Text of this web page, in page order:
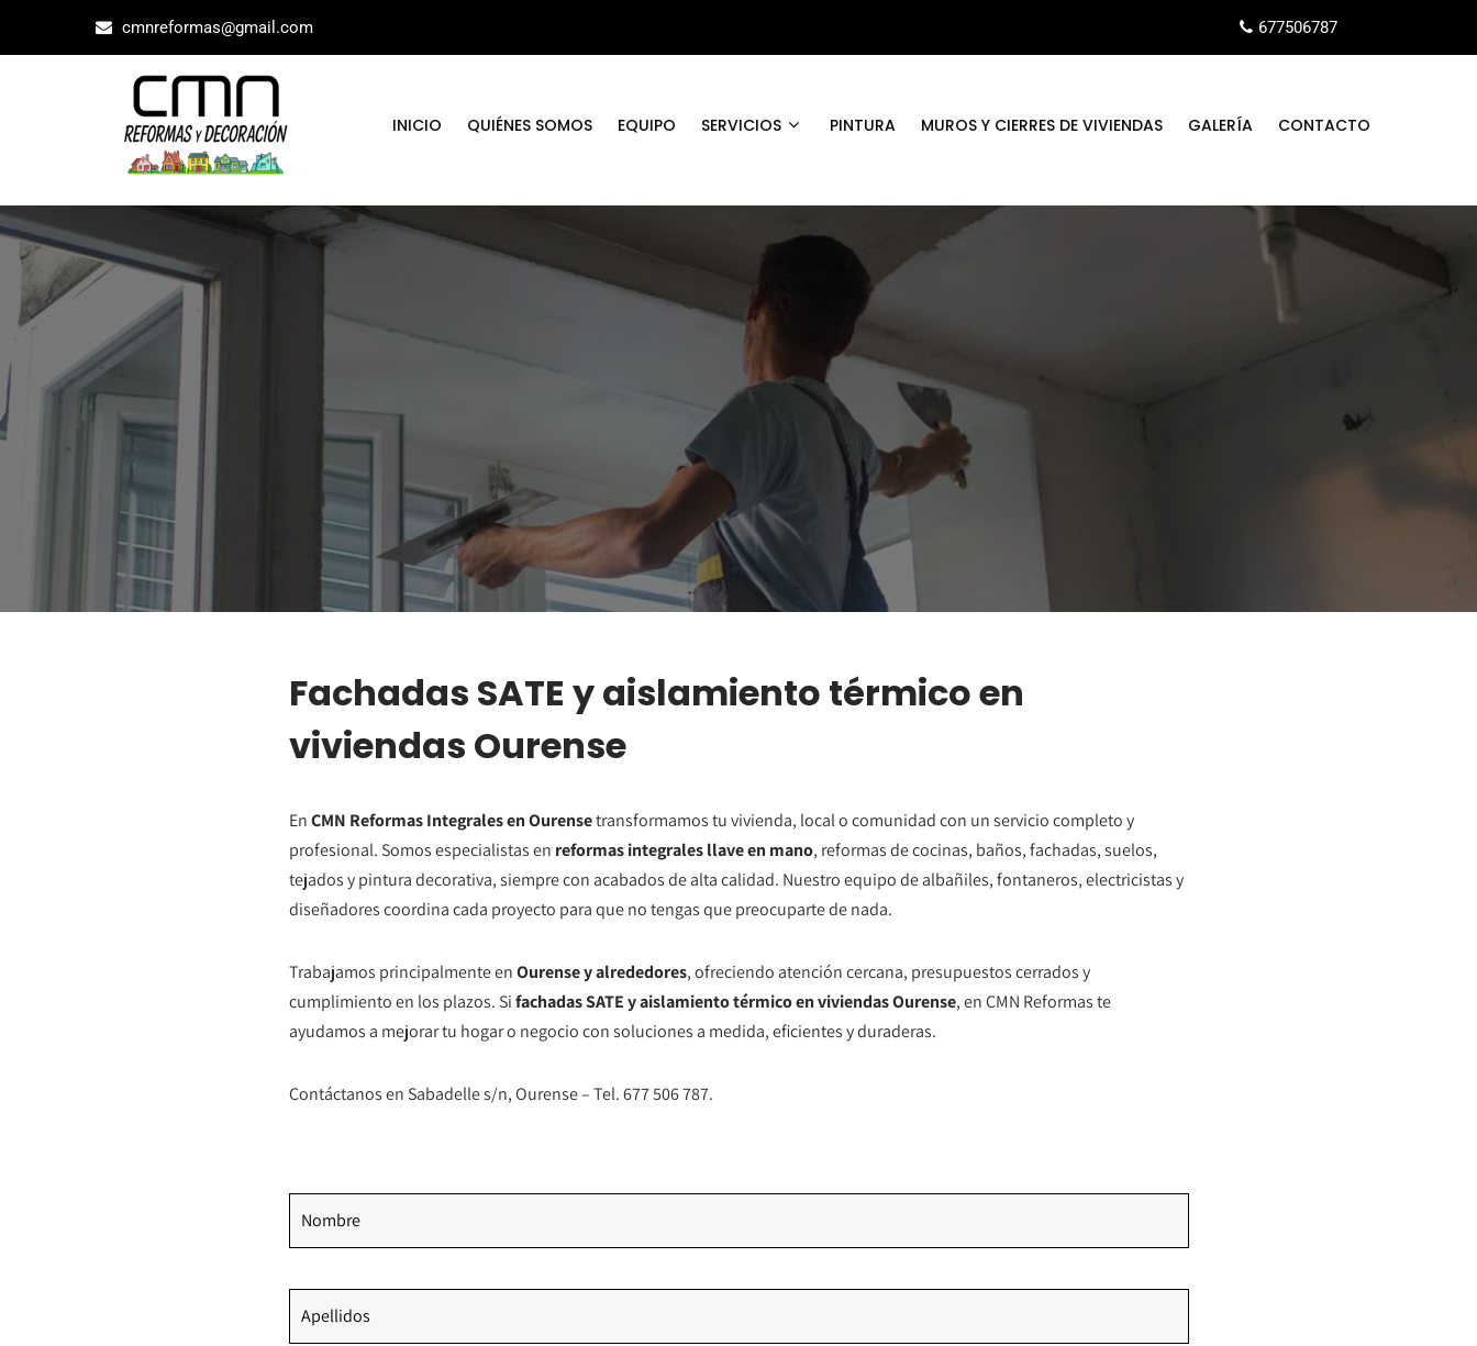
cmnreformas@gmail.com 677506787
INICIO QUIÉNES SOMOS EQUIPO SERVICIOS PINTURA MUROS Y CIERRES DE VIVIENDAS GALERÍA CONTACTO
Fachadas SATE y aislamiento térmico en
viviendas Ourense
EnCMN Reformas Integrales en Ourensetransformamos tu vivienda, local o comunidad con un servicio completo y
profesional. Somos especialistas en reformas integrales llave en mano, reformas de cocinas, baños, fachadas, suelos,
tejados y pintura decorativa, siempre con acabados de alta calidad. Nuestro equipo de albañiles, fontaneros, electricistas y
diseñadores coordina cada proyecto para que no tengas que preocuparte de nada.
Trabajamos principalmente enOurense y alrededores, ofreciendo atención cercana, presupuestos cerrados y
cumplimiento en los plazos. Sifachadas SATE y aislamiento térmico en viviendas Ourense, en CMN Reformas te
ayudamos a mejorar tu hogar o negocio con soluciones a medida, eficientes y duraderas.
Contáctanos en Sabadelle s/n, Ourense – Tel. 677 506 787.